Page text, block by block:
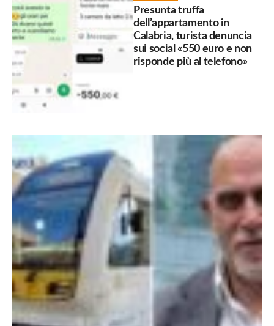
Presunta truffa
dell’appartamento in
Calabria, turista denuncia
sui social «550 euro e non
risponde più al telefono»